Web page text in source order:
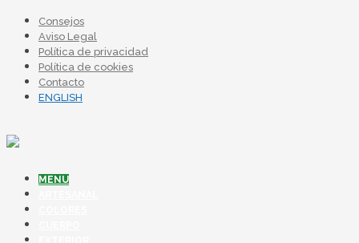
Consejos
Aviso Legal
Política de privacidad
Política de cookies
Contacto
ENGLISH
MENU